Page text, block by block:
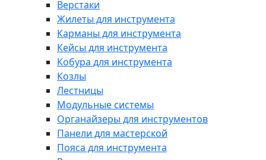
Верстаки
Жилеты для инструмента
Карманы для инструмента
Кейсы для инструмента
Кобура для инструмента
Козлы
Лестницы
Модульные системы
Органайзеры для инструментов
Панели для мастерской
Пояса для инструмента